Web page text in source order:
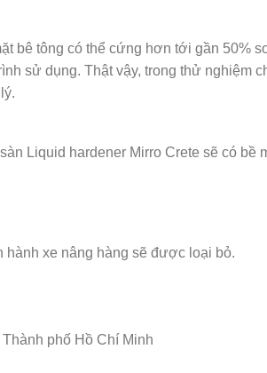
bê tông có thể cứng hơn tới gần 50%
sử dụng. Thật vậy, trong thử nghiệm
Liquid hardener Mirro Crete sẽ có
hành xe nâng hàng sẽ được loại bỏ.
phố Hồ Chí Minh